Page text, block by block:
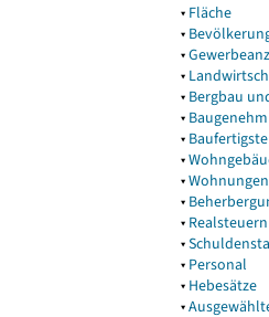
▾ Fläche
▾
▾
▾
▾ Bergbau
▾
▾
▾
▾Wohnungen
▾
▾ Realsteuern
▾
▾ Personal
▾ Hebesätze
▾